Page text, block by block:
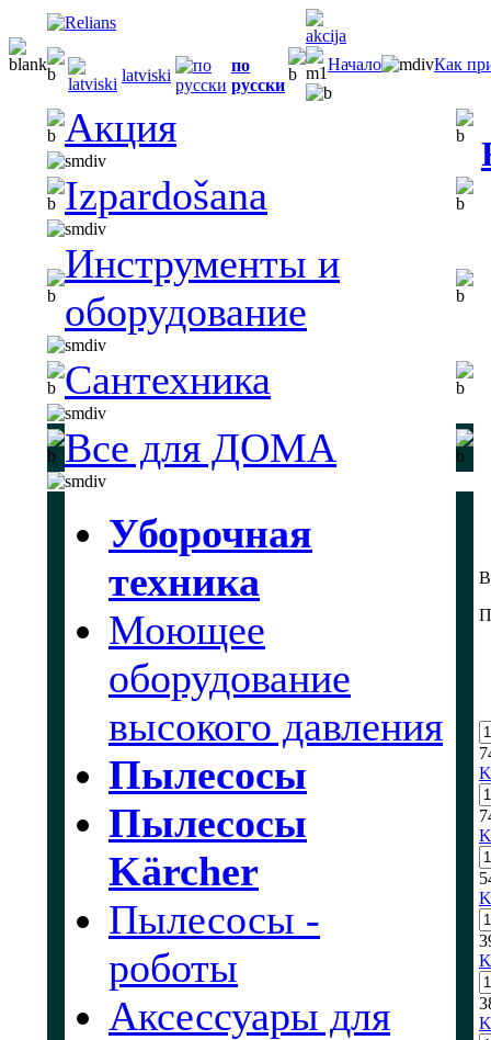
latviski
по
русски
Начало Как
Акция
Izpardošana
Инструменты и
оборудование
Сантехника
Все для ДОМА
Уборочная
техника
Моющее
оборудование
высокого давления
Пылесосы
Пылесосы
Kärcher
Пылесосы -
роботы
Аксессуары для